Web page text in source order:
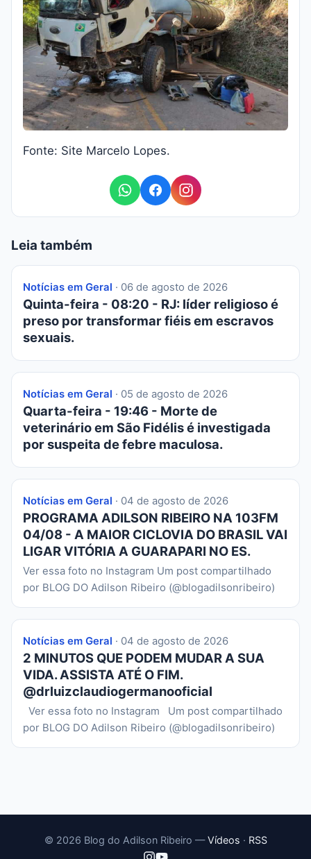
Fonte: Site Marcelo Lopes.
Leia também
Notícias em Geral · 06 de agosto de 2026
Quinta-feira - 08:20 - RJ: líder religioso é
preso por transformar fiéis em escravos
sexuais.
Notícias em Geral · 05 de agosto de 2026
Quarta-feira - 19:46 - Morte de
veterinário em São Fidélis é investigada
por suspeita de febre maculosa.
Notícias em Geral · 04 de agosto de 2026
PROGRAMA ADILSON RIBEIRO NA 103FM
04/08 - A MAIOR CICLOVIA DO BRASIL VAI
LIGAR VITÓRIA A GUARAPARI NO ES.
Ver essa foto no Instagram Um post compartilhado
por BLOG DO Adilson Ribeiro (@blogadilsonribeiro)
Notícias em Geral · 04 de agosto de 2026
2 MINUTOS QUE PODEM MUDAR A SUA
VIDA. ASSISTA ATÉ O FIM.
@drluizclaudiogermanooficial
Ver essa foto no Instagram Um post compartilhado
por BLOG DO Adilson Ribeiro (@blogadilsonribeiro)
© 2026 Blog do Adilson Ribeiro —Vídeos · RSS